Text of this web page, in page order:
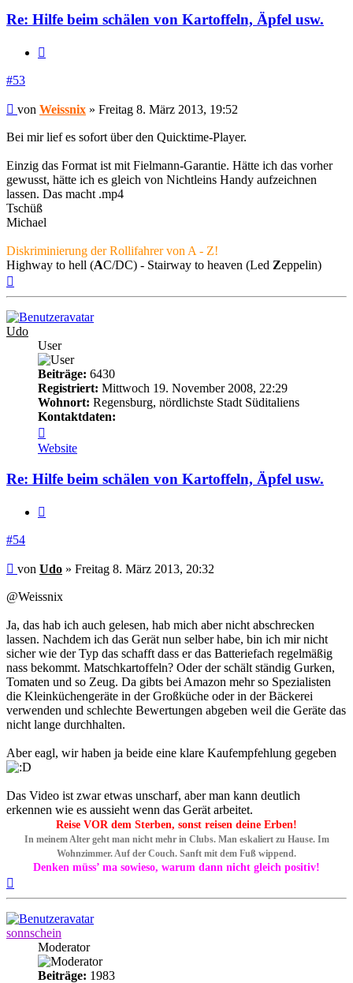
Re: Hilfe beim schälen von Kartoffeln, Äpfel usw.
#53
Beitrag
von Weissnix » Freitag 8. März 2013, 19:52
Bei mir lief es sofort über den Quicktime-Player.
Einzig das Format ist mit Fielmann-Garantie. Hätte ich das vorher
gewusst, hätte ich es gleich von Nichtleins Handy aufzeichnen
lassen. Das macht .mp4
Tschüß
Michael
Diskriminierung der Rollifahrer von A - Z!
Highway to hell (AC/DC) - Stairway to heaven (Led Zeppelin)
Udo
User
Beiträge: 6430
Registriert: Mittwoch 19. November 2008, 22:29
Wohnort: Regensburg, nördlichste Stadt Süditaliens
Kontaktdaten:
von
Udo
Website
Re: Hilfe beim schälen von Kartoffeln, Äpfel usw.
#54
Beitrag
von Udo » Freitag 8. März 2013, 20:32
@Weissnix
Ja, das hab ich auch gelesen, hab mich aber nicht abschrecken
lassen. Nachdem ich das Gerät nun selber habe, bin ich mir nicht
sicher wie der Typ das schafft dass er das Batteriefach regelmäßig
nass bekommt. Matschkartoffeln? Oder der schält ständig Gurken,
Tomaten und so Zeug. Da gibts bei Amazon mehr so Spezialisten
die Kleinküchengeräte in der Großküche oder in der Bäckerei
verwenden und schlechte Bewertungen abgeben weil die Geräte das
nicht lange durchhalten.
Aber eagl, wir haben ja beide eine klare Kaufempfehlung gegeben
Das Video ist zwar etwas unscharf, aber man kann deutlich
erkennen wie es aussieht wenn das Gerät arbeitet.
Reise VOR dem Sterben, sonst reisen deine Erben!
In meinem Alter geht man nicht mehr in Clubs. Man eskaliert zu Hause. Im
Wohnzimmer. Auf der Couch. Sanft mit dem Fuß wippend.
Denken müss’ ma sowieso, warum dann nicht gleich positiv!
sonnschein
Moderator
Beiträge: 1983